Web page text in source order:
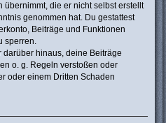
übernimmt, die er nicht selbst erstellt
genommen hat. Du gestattest
Beiträge und Funktionen
sperren.
darüber hinaus, deine Beiträge
o. g. Regeln verstoßen oder
oder einem Dritten Schaden